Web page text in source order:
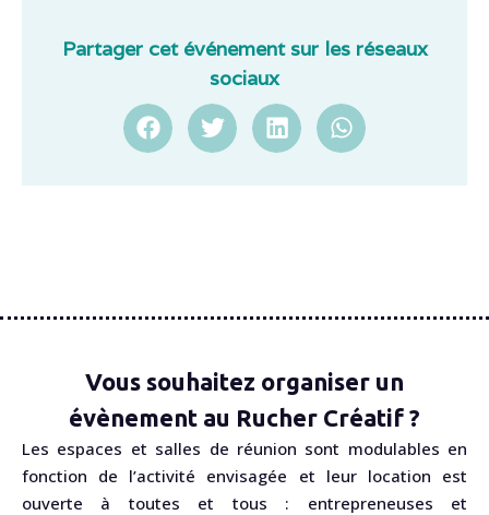
Partager cet événement sur les réseaux
sociaux
Vous souhaitez organiser un
évènement au Rucher Créatif ?
Les espaces et salles de réunion sont modulables en
fonction de l’activité envisagée et leur location est
ouverte à toutes et tous : entrepreneuses et